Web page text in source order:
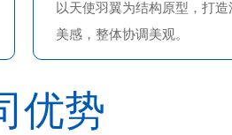
以天使羽翼为结构原型，打造
美感，整体协调美观。
优势